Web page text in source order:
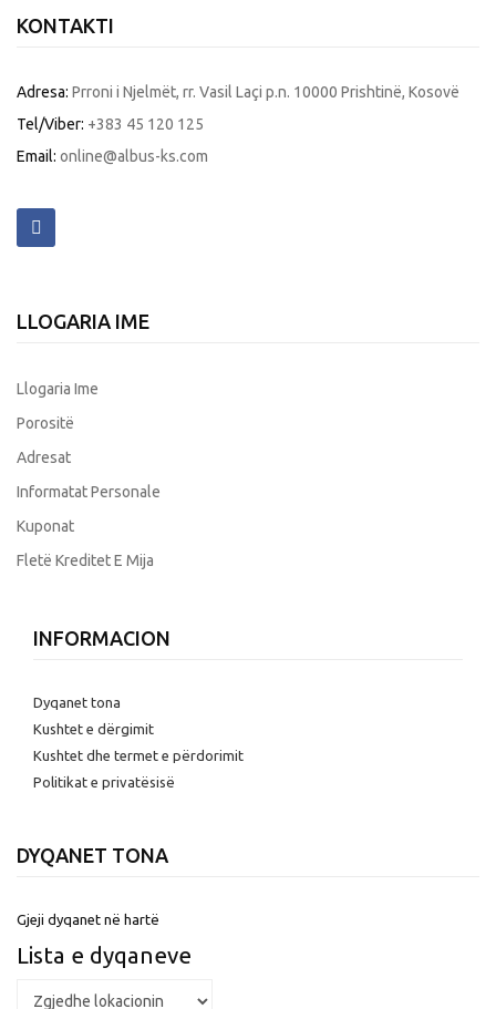
KONTAKTI
Adresa: Prroni i Njelmët, rr. Vasil Laçi p.n. 10000 Prishtinë, Kosovë
Tel/Viber: +383 45 120 125
Email: online@albus-ks.com
LLOGARIA IME
Llogaria Ime
Porositë
Adresat
Informatat Personale
Kuponat
Fletë Kreditet E Mija
INFORMACION
Dyqanet tona
Kushtet e dërgimit
Kushtet dhe termet e përdorimit
Politikat e privatësisë
DYQANET TONA
Gjeji dyqanet në hartë
Lista e dyqaneve